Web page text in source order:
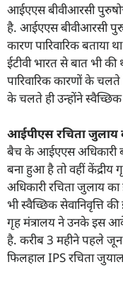
आईएएस बीवीआरसी
है. आईएएस बीवीआरसी
कारण पारिवारिक
ईटीवी भारत से बात भी की
पारिवारिक कारणों के
के चलते ही उन्होंने
आईपीएस रचिता जुलाय
बैच के आईएएस अधिकारी
बना हुआ है तो वहीं
अधिकारी रचिता जुलाय
भी स्वैच्छिक सेवानिवृत्ति
गृह मंत्रालय ने उनके इस
है. करीब 3 महीने पहले जून
फिलहाल IPS रचिता